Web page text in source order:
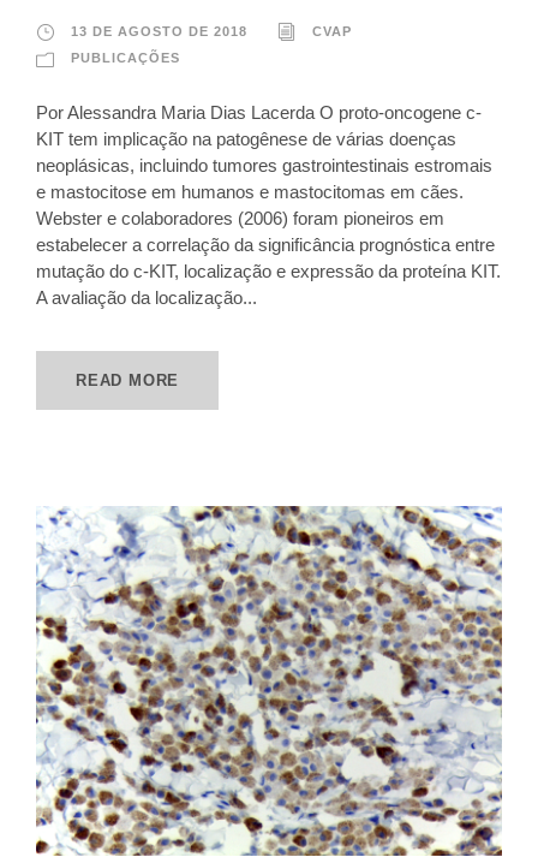
13 DE AGOSTO DE 2018
CVAP
PUBLICAÇÕES
Por Alessandra Maria Dias Lacerda O proto-oncogene c-
KIT tem implicação na patogênese de várias doenças
neoplásicas, incluindo tumores gastrointestinais estromais
e mastocitose em humanos e mastocitomas em cães.
Webster e colaboradores (2006) foram pioneiros em
estabelecer a correlação da significância prognóstica entre
mutação do c-KIT, localização e expressão da proteína KIT.
A avaliação da localização...
READ MORE